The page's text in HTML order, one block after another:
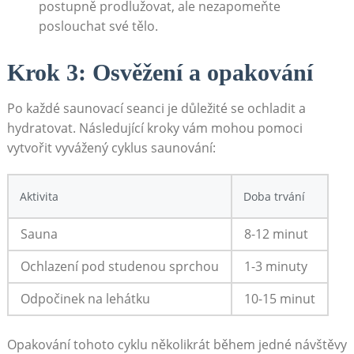
postupně prodlužovat, ale nezapomeňte
poslouchat své ‍tělo.
Krok 3:‌ Osvěžení a ‍opakování
Po každé⁣ saunovací seanci je důležité se ochladit a
‍hydratovat. Následující ‍kroky⁢ vám mohou pomoci
vytvořit ⁤vyvážený cyklus saunování:
Aktivita Doba trvání
Sauna
8-12 minut
Ochlazení pod studenou sprchou
1-3 minuty
Odpočinek na lehátku
10-15 ​minut
Opakování tohoto‍ cyklu několikrát během jedné návštěvy